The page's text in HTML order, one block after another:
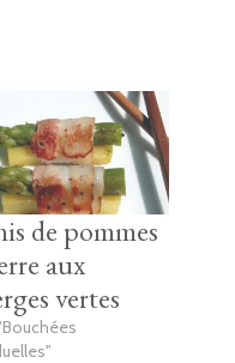
de pommes
aux
vertes